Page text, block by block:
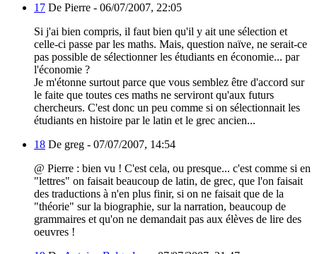
17 De Pierre - 06/07/2007, 22:05
Si j'ai bien compris, il faut bien qu'il y ait une sélection et
celle-ci passe par les maths. Mais, question naïve, ne serait-ce
pas possible de sélectionner les étudiants en économie... par
l'économie ?
Je m'étonne surtout parce que vous semblez être d'accord sur
le faite que toutes ces maths ne serviront qu'aux futurs
chercheurs. C'est donc un peu comme si on sélectionnait les
étudiants en histoire par le latin et le grec ancien...
18 De greg - 07/07/2007, 14:54
@ Pierre : bien vu ! C'est cela, ou presque... c'est comme si en
"lettres" on faisait beaucoup de latin, de grec, que l'on faisait
des traductions à n'en plus finir, si on ne faisait que de la
"théorie" sur la biographie, sur la narration, beaucoup de
grammaires et qu'on ne demandait pas aux élèves de lire des
oeuvres !